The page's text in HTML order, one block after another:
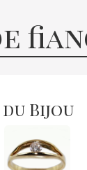
Bijou